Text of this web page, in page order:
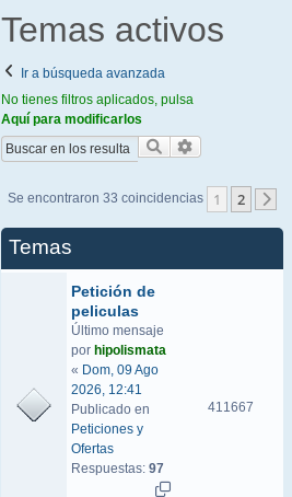
Temas activos
Ir a búsqueda avanzada
No tienes filtros aplicados, pulsa
Aquí para modificarlos
Buscar
Se encontraron 33 coincidencias 1 2
Temas
Petición de
peliculas
Último mensaje
por hipolismata
« Dom, 09 Ago
2026, 12:41
Publicado en
Peticiones y
Ofertas
Respuestas: 97
411667